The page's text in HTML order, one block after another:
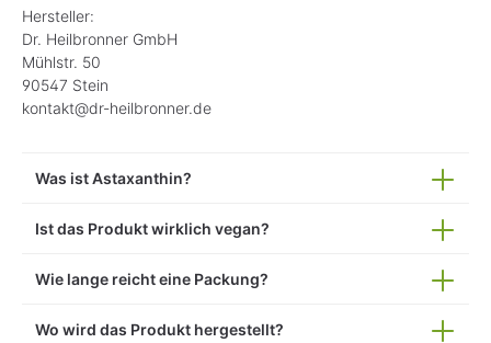
Hersteller:
Dr. Heilbronner GmbH
Mühlstr. 50
90547 Stein
kontakt@dr-heilbronner.de
Was ist Astaxanthin?
Ist das Produkt wirklich vegan?
Wie lange reicht eine Packung?
Wo wird das Produkt hergestellt?